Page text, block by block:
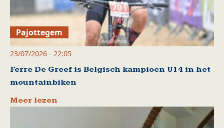
Pajottegem
23/07/2026 - 22:05
Ferre De Greef is Belgisch kampioen U14 in het
mountainbiken
Meer lezen